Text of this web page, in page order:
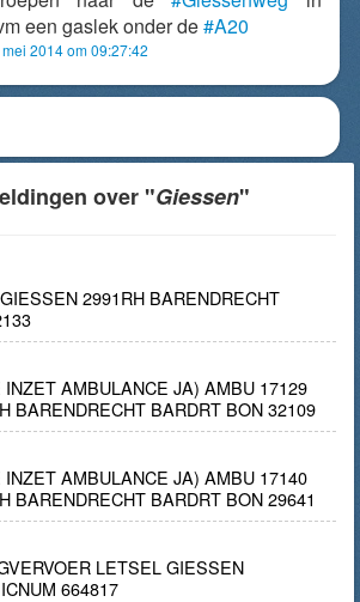
een gaslek onder de#A20
2014 om 09:27:42
over "Giessen"
2991RH BARENDRECHT
AMBULANCE JA) AMBU 17129
BARENDRECHT BARDRT BON 32109
AMBULANCE JA) AMBU 17140
BARENDRECHT BARDRT BON 29641
LETSEL GIESSEN
664817